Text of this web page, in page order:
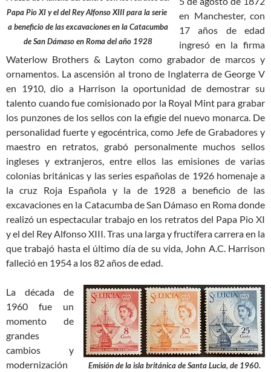
Papa Pio XI y el del Rey Alfonso XIII para la serie
a beneficio de las excavaciones en la Catacumba
de San Dámaso en Roma del año 1928
en Manchester, con
17 años de edad
ingresó en la firma
Waterlow Brothers & Layton como grabador de marcos y
ornamentos. La ascensión al trono de Inglaterra de George V
en 1910, dio a Harrison la oportunidad de demostrar su
talento cuando fue comisionado por la Royal Mint para grabar
los punzones de los sellos con la efigie del nuevo monarca. De
personalidad fuerte y egocéntrica, como Jefe de Grabadores y
maestro en retratos, grabó personalmente muchos sellos
ingleses y extranjeros, entre ellos las emisiones de varias
colonias británicas y las series españolas de 1926 homenaje a
la cruz Roja Española y la de 1928 a beneficio de las
excavaciones en la Catacumba de San Dámaso en Roma donde
realizó un espectacular trabajo en los retratos del Papa Pio XI
y el del Rey Alfonso XIII. Tras una larga y fructífera carrera en la
que trabajó hasta el último día de su vida, John A.C. Harrison
falleció en 1954 a los 82 años de edad.
Emisión de la isla británica de Santa Lucia, de 1960.
La década de
1960 fue un
momento de
grandes
cambios y
modernización